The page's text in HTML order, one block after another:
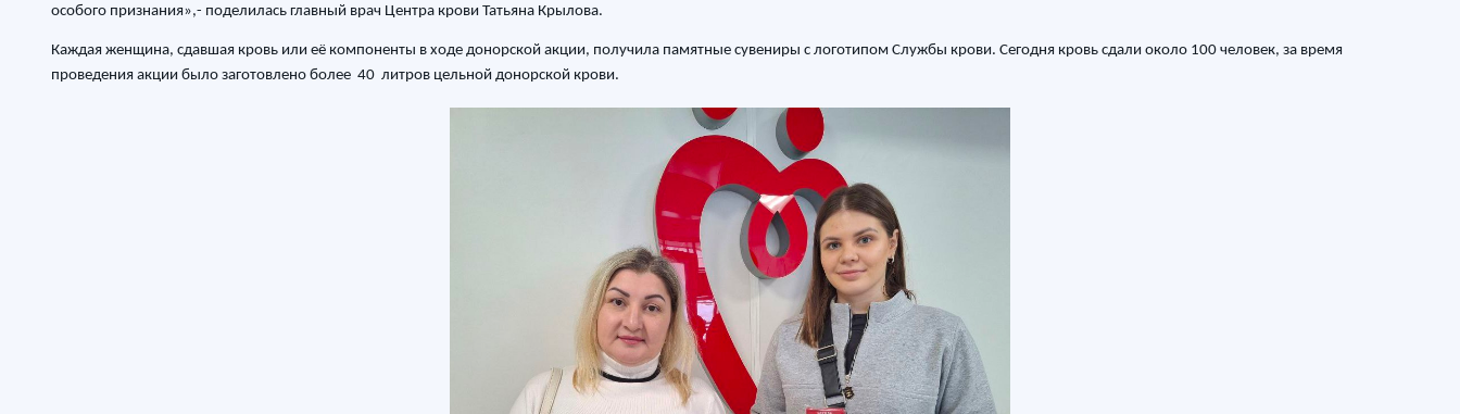
особого признания»,- поделилась главный врач Центра крови Татьяна Крылова.
Каждая женщина, сдавшая кровь или её компоненты в ходе донорской акции, получила памятные сувениры с логотипом Службы крови. Сегодня кровь сдали около 100 человек, за время
проведения акции было заготовлено более 40 литров цельной донорской крови.